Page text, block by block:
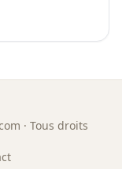
· Tous droits